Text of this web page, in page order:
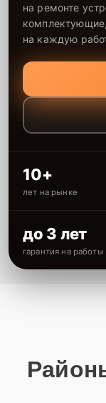
на ремонте
на каждую
10+
лет на рынке
до 3 лет
гарантия на работы